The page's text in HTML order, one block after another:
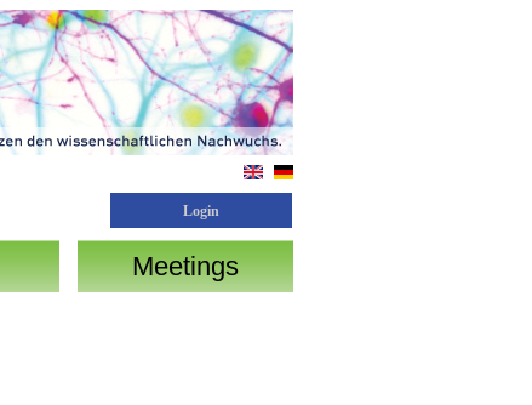
Login
Meetings